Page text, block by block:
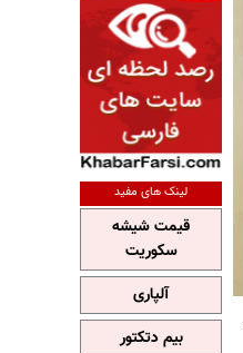
لینک های مفید
قیمت شیشه
سکوریت
آلپاری
بیم دتکتور